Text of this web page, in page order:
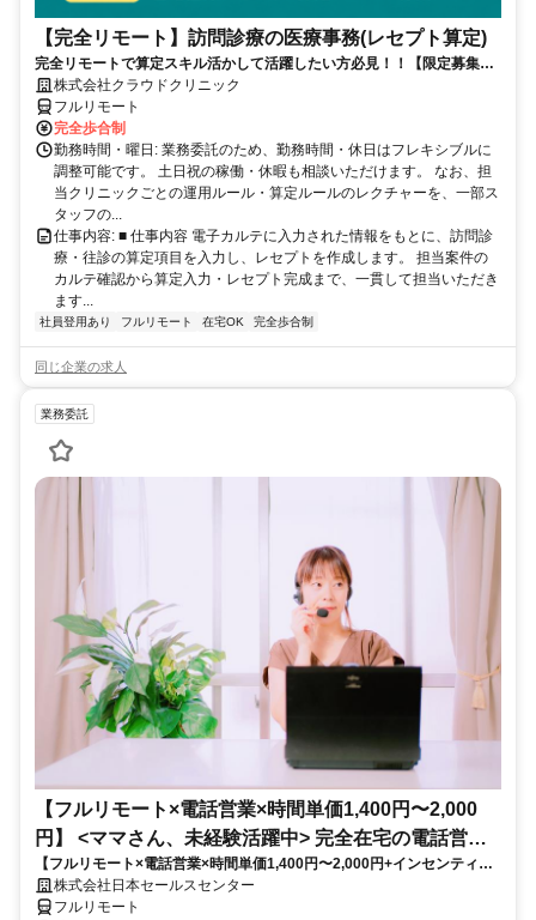
【完全リモート】訪問診療の医療事務(レセプト算定)
完全リモートで算定スキル活かして活躍したい方必見！！【限定募集】
完全リモート｜在宅医療レセプト算定（成果報酬型／業務委託）
株式会社クラウドクリニック
フルリモート
完全歩合制
勤務時間・曜日: 業務委託のため、勤務時間・休日はフレキシブルに
調整可能です。 土日祝の稼働・休暇も相談いただけます。 なお、担
当クリニックごとの運用ルール・算定ルールのレクチャーを、一部ス
タッフの...
仕事内容: ■ 仕事内容 電子カルテに入力された情報をもとに、訪問診
療・往診の算定項目を入力し、レセプトを作成します。 担当案件の
カルテ確認から算定入力・レセプト完成まで、一貫して担当いただき
ます...
社員登用あり フルリモート 在宅OK 完全歩合制
同じ企業の求人
業務委託
【フルリモート×電話営業×時間単価1,400円〜2,000
円】 <ママさん、未経験活躍中> 完全在宅の電話営業
で家庭と仕事の両立を実現
【フルリモート×電話営業×時間単価1,400円〜2,000円+インセンティブ
あり】 ＜ママさん、未経験活躍中＞ 完全在宅の電話営業で家庭と仕事の
両立を実現
株式会社日本セールスセンター
フルリモート